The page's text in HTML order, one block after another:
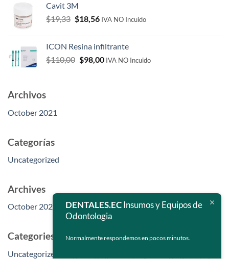
$45,22.
Cavit 3M
$19,33 Original
$19,33.
$18,56Current
$18,56.
IVA NO Incuido
ICON Resina infiltrante
$110,00 Original
$98,00Current
IVA NO Incuido
Archivos
October 2021
Categorías
Uncategorized
Archives
October 2021
Categories
Uncategorized
DENTALES.ECInsumos y Equipos de
Odontologia
Normalmente respondemos en pocos minutos.